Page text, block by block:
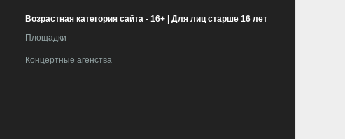
Возрастная категория сайта - 16+ | Для лиц старше 16 лет
Площадки
Концертные агенства